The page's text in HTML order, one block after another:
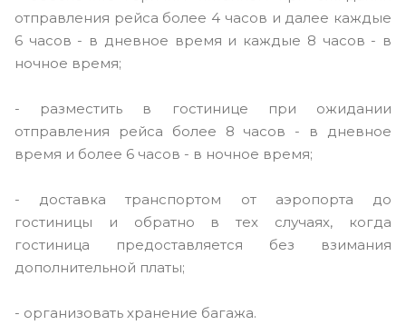
отправления рейса более 4 часов и далее каждые
6 часов - в дневное время и каждые 8 часов - в
ночное время;
- разместить в гостинице при ожидании
отправления рейса более 8 часов - в дневное
время и более 6 часов - в ночное время;
- доставка транспортом от аэропорта до
гостиницы и обратно в тех случаях, когда
гостиница предоставляется без взимания
дополнительной платы;
- организовать хранение багажа.